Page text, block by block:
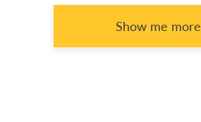
Show me more